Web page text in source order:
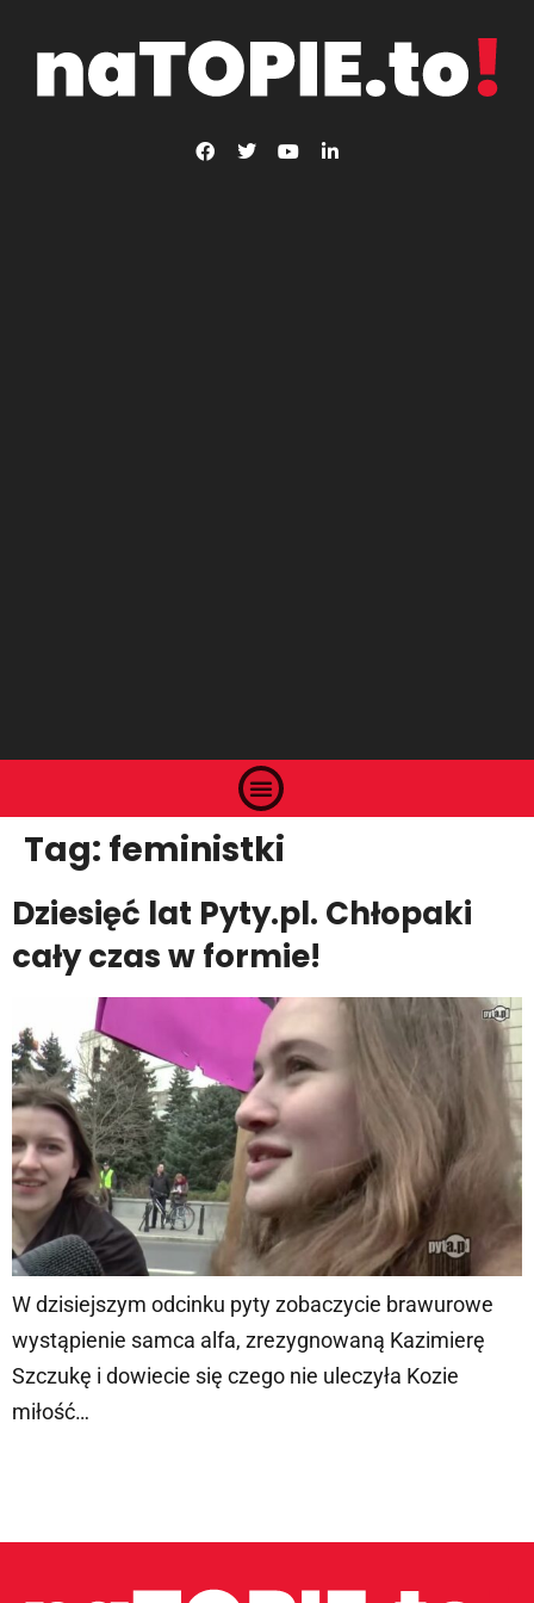
Tag: feministki
Dziesięć lat Pyty.pl. Chłopaki
cały czas w formie!
W dzisiejszym odcinku pyty zobaczycie brawurowe
wystąpienie samca alfa, zrezygnowaną Kazimierę
Szczukę i dowiecie się czego nie uleczyła Kozie
miłość…